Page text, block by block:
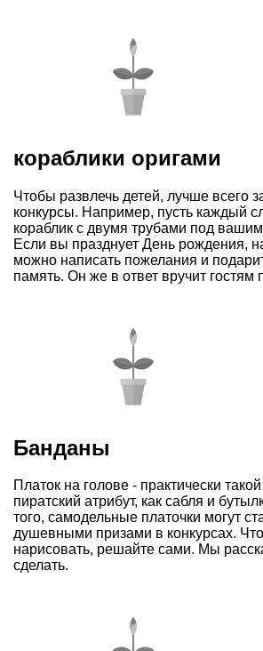
кораблики оригами
Чтобы развлечь детей, лучше всего
конкурсы. Например, пусть каждый
кораблик с двумя трубами под
Если вы празднует День рождения,
можно написать пожелания и
память. Он же в ответ вручит гостям
Банданы
Платок на голове - практически
пиратский атрибут, как сабля и
того, самодельные платочки могут
душевными призами в конкурсах.
нарисовать, решайте сами. Мы
сделать.